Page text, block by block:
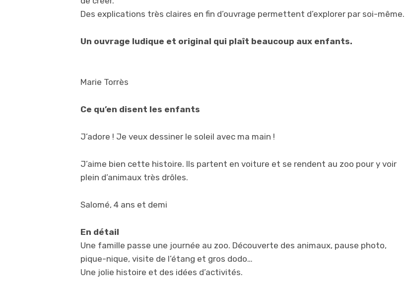
Des explications très claires en fin d’ouvrage permettent d’explorer par soi-même.
Un ouvrage ludique et original qui plaît beaucoup aux enfants.
Marie Torrès
Ce qu’en disent les enfants
J’adore ! Je veux dessiner le soleil avec ma main !
J’aime bien cette histoire. Ils partent en voiture et se rendent au zoo pour y voir
plein d’animaux très drôles.
Salomé, 4 ans et demi
En détail
Une famille passe une journée au zoo. Découverte des animaux, pause photo,
pique-nique, visite de l’étang et gros dodo…
Une jolie histoire et des idées d’activités.